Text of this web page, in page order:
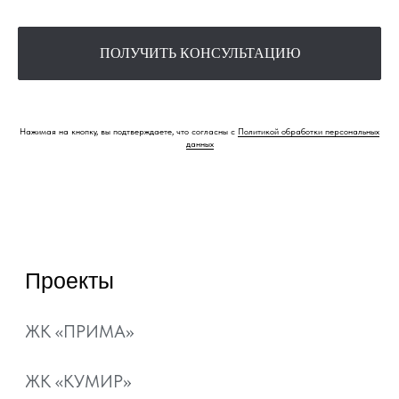
ПОЛУЧИТЬ КОНСУЛЬТАЦИЮ
Нажимая на кнопку, вы подтверждаете, что согласны с Политикой обработки персональных
данных
Военная ипотека
Ипотечный калькулятор